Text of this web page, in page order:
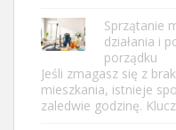
Sprzątanie
działania i
porządku
Jeśli zmagasz się z
mieszkania, istnieje
zaledwie godzinę.